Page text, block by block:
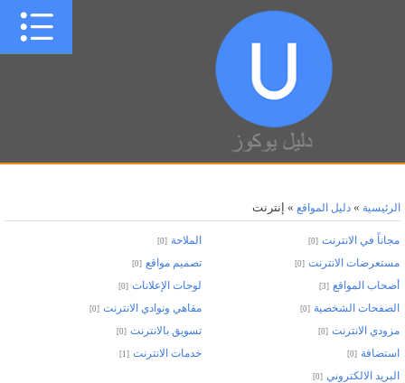
الرئيسية » دليل المواقع » إنترنت
مجاناً في الانترنت [0] الملاحة [0]
مستعرضات الانترنت [0] تصميم مواقع [0]
أصحاب المواقع [3] لوحات الإعلانات [0]
الصفحات الشخصية [0] مقاهي ونوادي الانترنت [0]
مزودي الانترنت [0] تسويق بالانترنت [0]
استضافة [0] خدمات الانترنت [1]
البريد الالكتروني [0]